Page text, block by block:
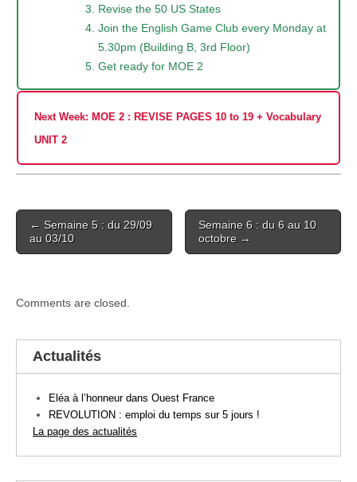
Revise the 50 US States
Join the English Game Club every Monday at
5.30pm (Building B, 3rd Floor)
Get ready for MOE 2
Next Week: MOE 2 : REVISE PAGES 10 to 19 + Vocabulary
UNIT 2
Post
navigation
← Semaine 5 : du 29/09
au 03/10
Semaine 6 : du 6 au 10
octobre →
Comments are closed.
Actualités
Eléa à l’honneur dans Ouest France
REVOLUTION : emploi du temps sur 5 jours !
La page des actualités